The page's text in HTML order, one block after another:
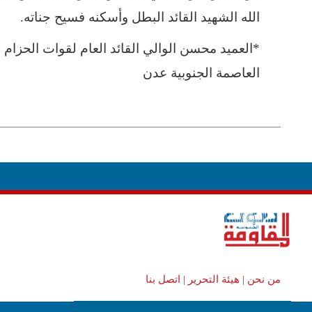
الله الشهيد القائد البطل وأسكنه فسيح جناته.
*العميد محسن الوالي القائد العام لقوات الحزام
العاصمة الجنوبية عدن
من نحن | هيئة التحرير | اتصل بنا